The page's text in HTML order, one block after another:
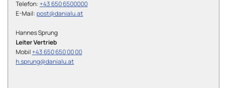
Telefon:+43 650 6500000
E-Mail:post@danialu.at
Hannes Sprung
Leiter Vertrieb
Mobil+43 650 650 00 00
h.sprung@danialu.at